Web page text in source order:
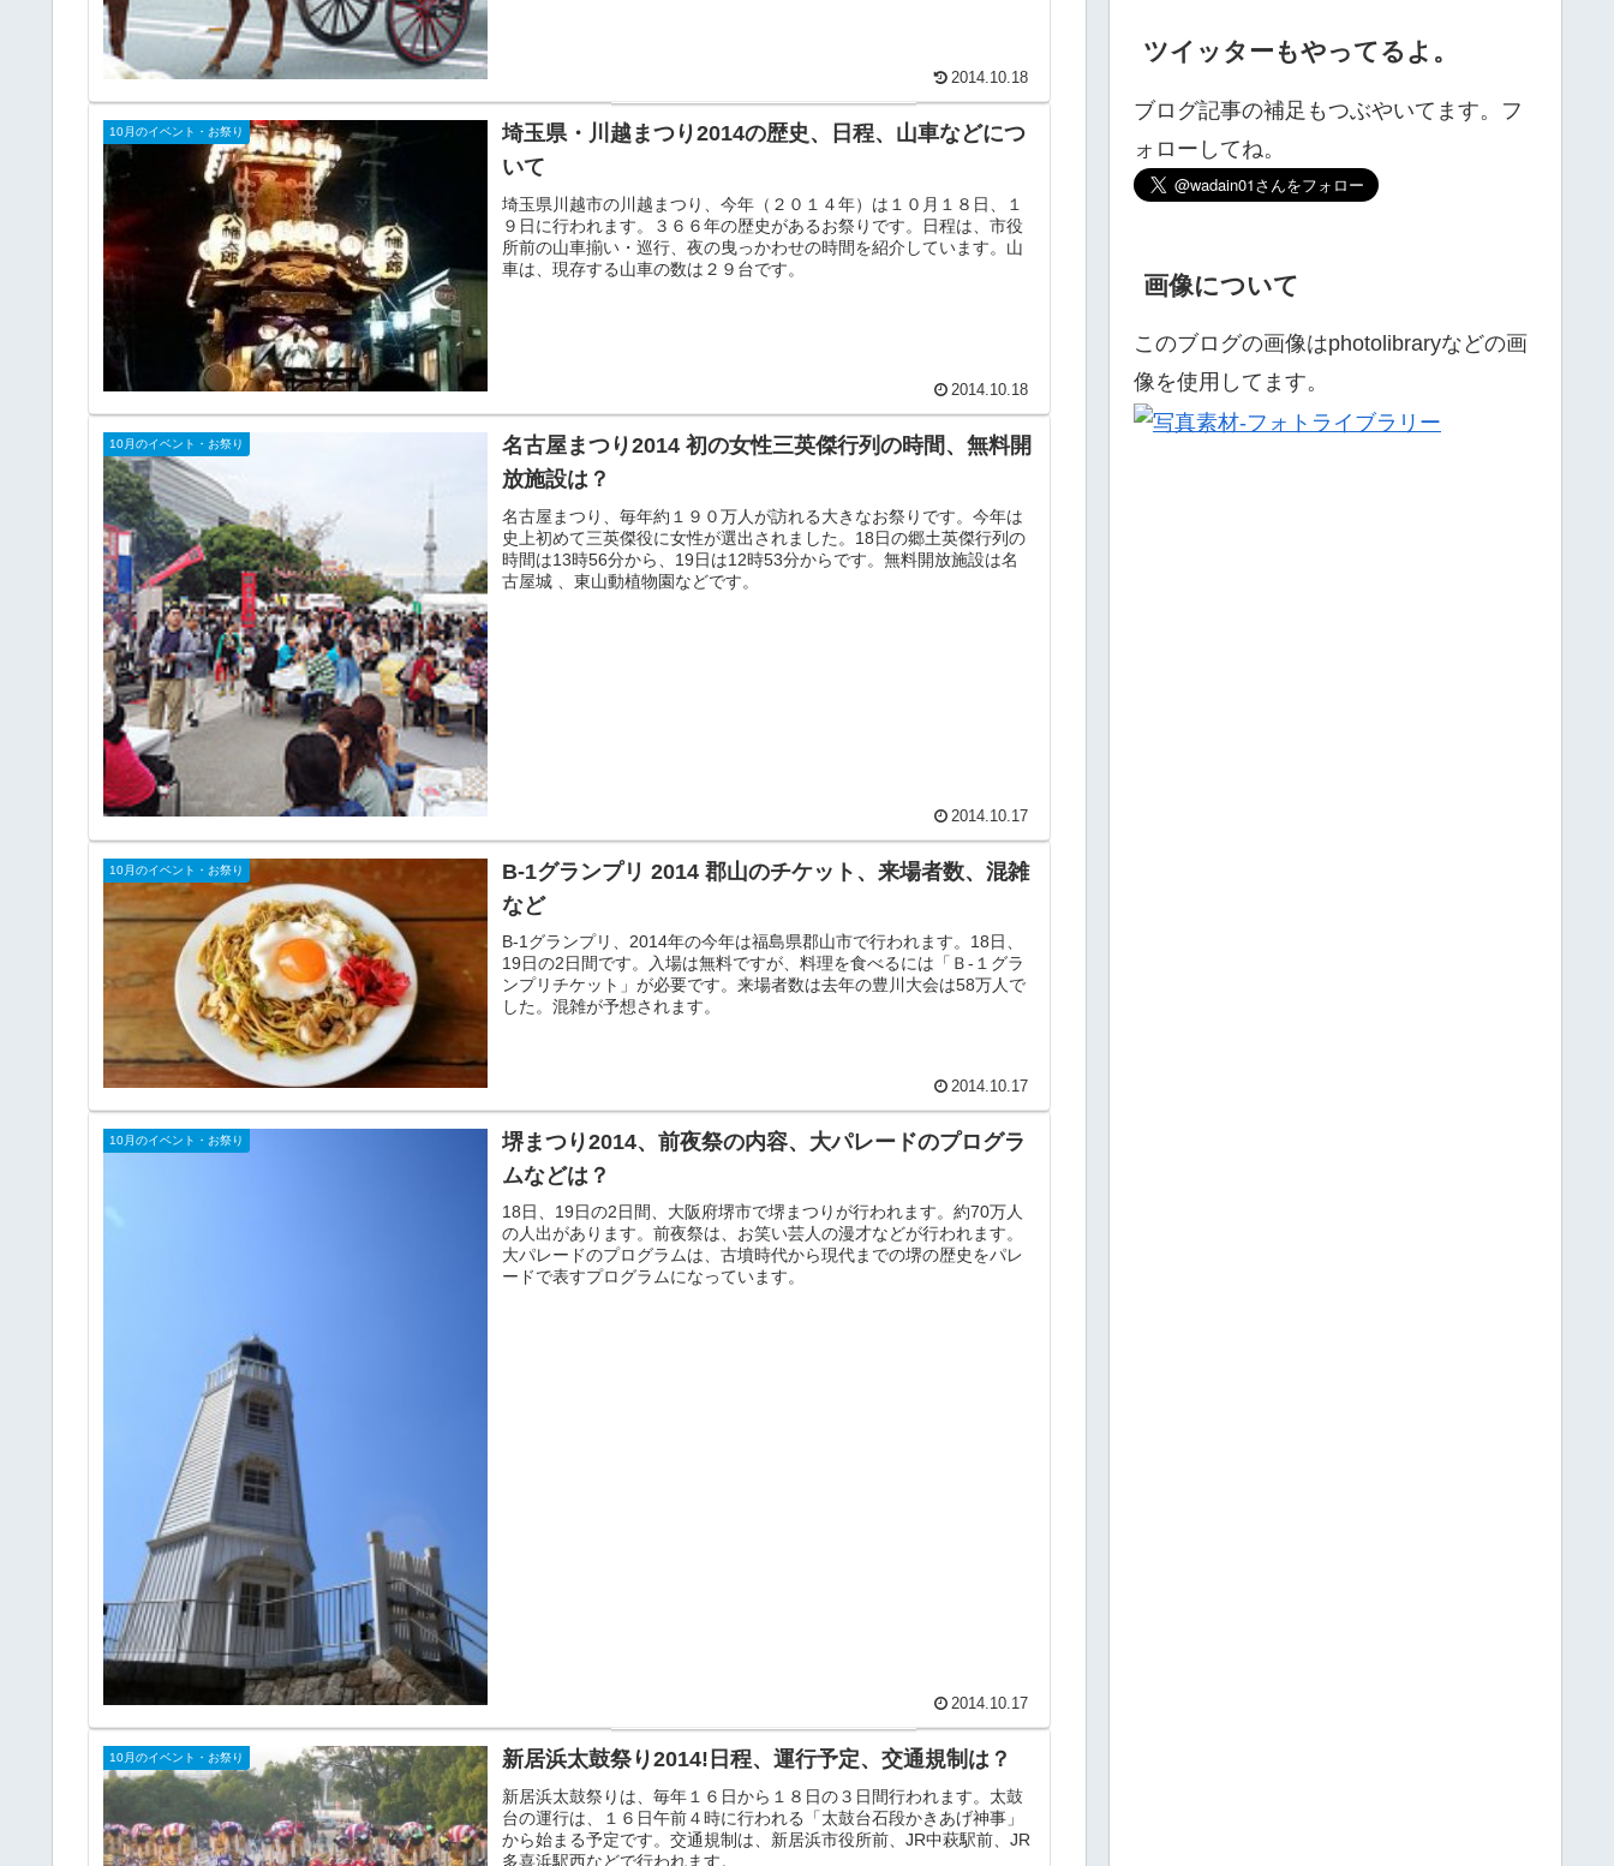
2014.10.18
10月のイベント・お祭り
埼玉県・川越まつり2014の歴史、日程、山車などにつ
いて
埼玉県川越市の川越まつり、今年（２０１４年）は１０月１８日、１
９日に行われます。３６６年の歴史があるお祭りです。日程は、市役
所前の山車揃い・巡行、夜の曳っかわせの時間を紹介しています。山
車は、現存する山車の数は２９台です。
2014.10.18
10月のイベント・お祭り
名古屋まつり2014 初の女性三英傑行列の時間、無料開
放施設は？
名古屋まつり、毎年約１９０万人が訪れる大きなお祭りです。今年は
史上初めて三英傑役に女性が選出されました。18日の郷土英傑行列の
時間は13時56分から、19日は12時53分からです。無料開放施設は名
古屋城 、東山動植物園などです。
2014.10.17
10月のイベント・お祭り
B-1グランプリ 2014 郡山のチケット、来場者数、混雑
など
B-1グランプリ、2014年の今年は福島県郡山市で行われます。18日、
19日の2日間です。入場は無料ですが、料理を食べるには「Ｂ-１グラ
ンプリチケット」が必要です。来場者数は去年の豊川大会は58万人で
した。混雑が予想されます。
2014.10.17
10月のイベント・お祭り
堺まつり2014、前夜祭の内容、大パレードのプログラ
ムなどは？
18日、19日の2日間、大阪府堺市で堺まつりが行われます。約70万人
の人出があります。前夜祭は、お笑い芸人の漫才などが行われます。
大パレードのプログラムは、古墳時代から現代までの堺の歴史をパレ
ードで表すプログラムになっています。
2014.10.17
10月のイベント・お祭り 新居浜太鼓祭り2014!日程、運行予定、交通規制は？
新居浜太鼓祭りは、毎年１６日から１８日の３日間行われます。太鼓
台の運行は、１６日午前４時に行われる「太鼓台石段かきあげ神事」
から始まる予定です。交通規制は、新居浜市役所前、JR中萩駅前、JR
多喜浜駅西などで行われます。
ツイッターもやってるよ。
ブログ記事の補足もつぶやいてます。フ
ォローしてね。
画像について
このブログの画像はphotolibraryなどの画
像を使用してます。